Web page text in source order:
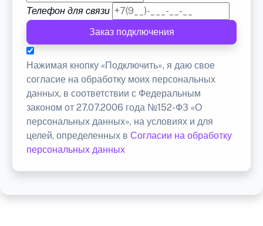
Телефон для связи
Заказ подключения
Нажимая кнопку «Подключить», я даю свое
согласие на обработку моих персональных
данных, в соответствии с Федеральным
законом от 27.07.2006 года №152-ФЗ «О
персональных данных», на условиях и для
целей, определенных в Согласии на обработку
персональных данных